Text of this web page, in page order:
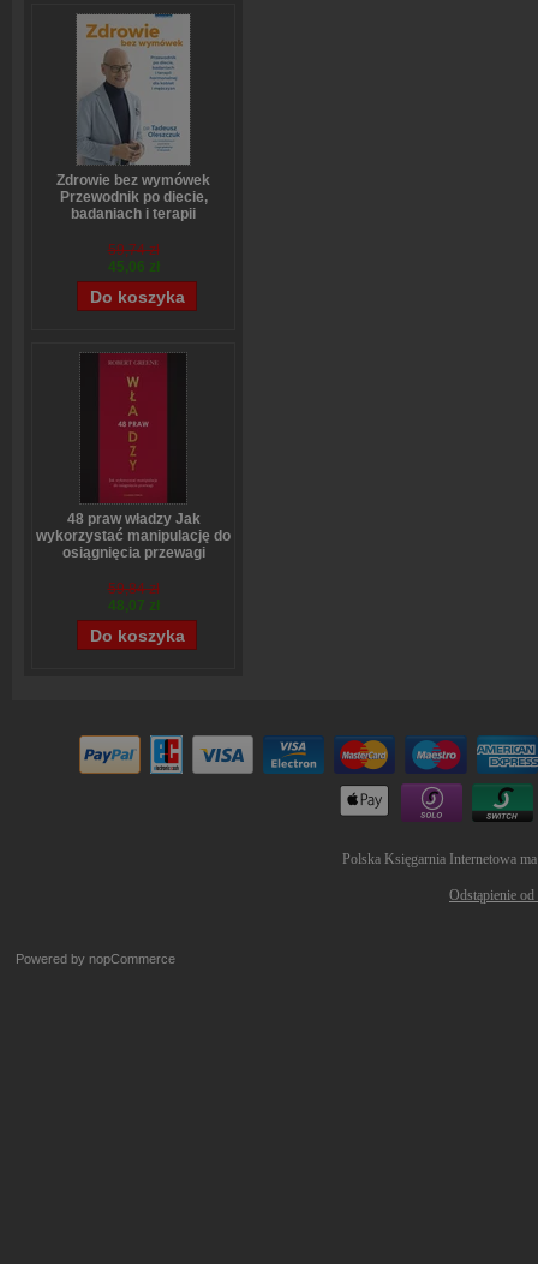
Zdrowie bez wymówek
Przewodnik po diecie,
badaniach i terapii
mężczyzn
Tadeusz Oleszczuk
59,74 zł
45,06 zł
48 praw władzy Jak
wykorzystać manipulację do
osiągnięcia przewagi
59,84 zł
48,07 zł
Polska Księgarnia Internetowa
Odstąpienie
Powered by nopCommerce